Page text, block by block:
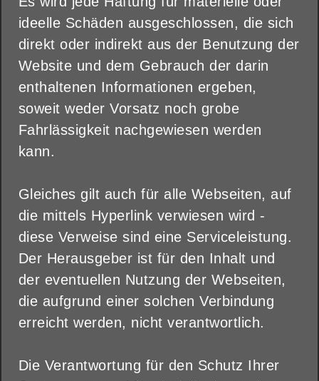
ideelle Schäden ausgeschlossen, die sich
direkt oder indirekt aus der Benutzung der
Website und dem Gebrauch der darin
enthaltenen Informationen ergeben,
soweit weder Vorsatz noch grobe
Fahrlässigkeit nachgewiesen werden
kann.
Gleiches gilt auch für alle Webseiten, auf
die mittels Hyperlink verwiesen wird -
diese Verweise sind eine Serviceleistung.
Der Herausgeber ist für den Inhalt und
der eventuellen Nutzung der Webseiten,
die aufgrund einer solchen Verbindung
erreicht werden, nicht verantwortlich.
Die Verantwortung für den Schutz Ihrer